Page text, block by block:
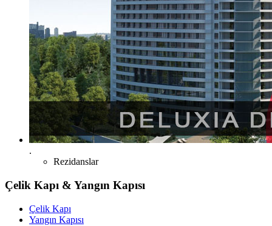
.
Rezidanslar
Çelik Kapı & Yangın Kapısı
Çelik Kapı
Yangın Kapısı